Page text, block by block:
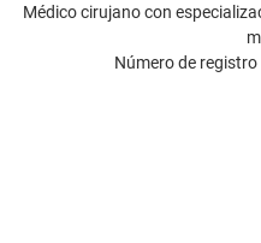
Médico cirujano con
Número de registro